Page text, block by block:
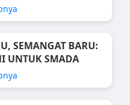
SEMANGAT BARU:
UNTUK SMADA